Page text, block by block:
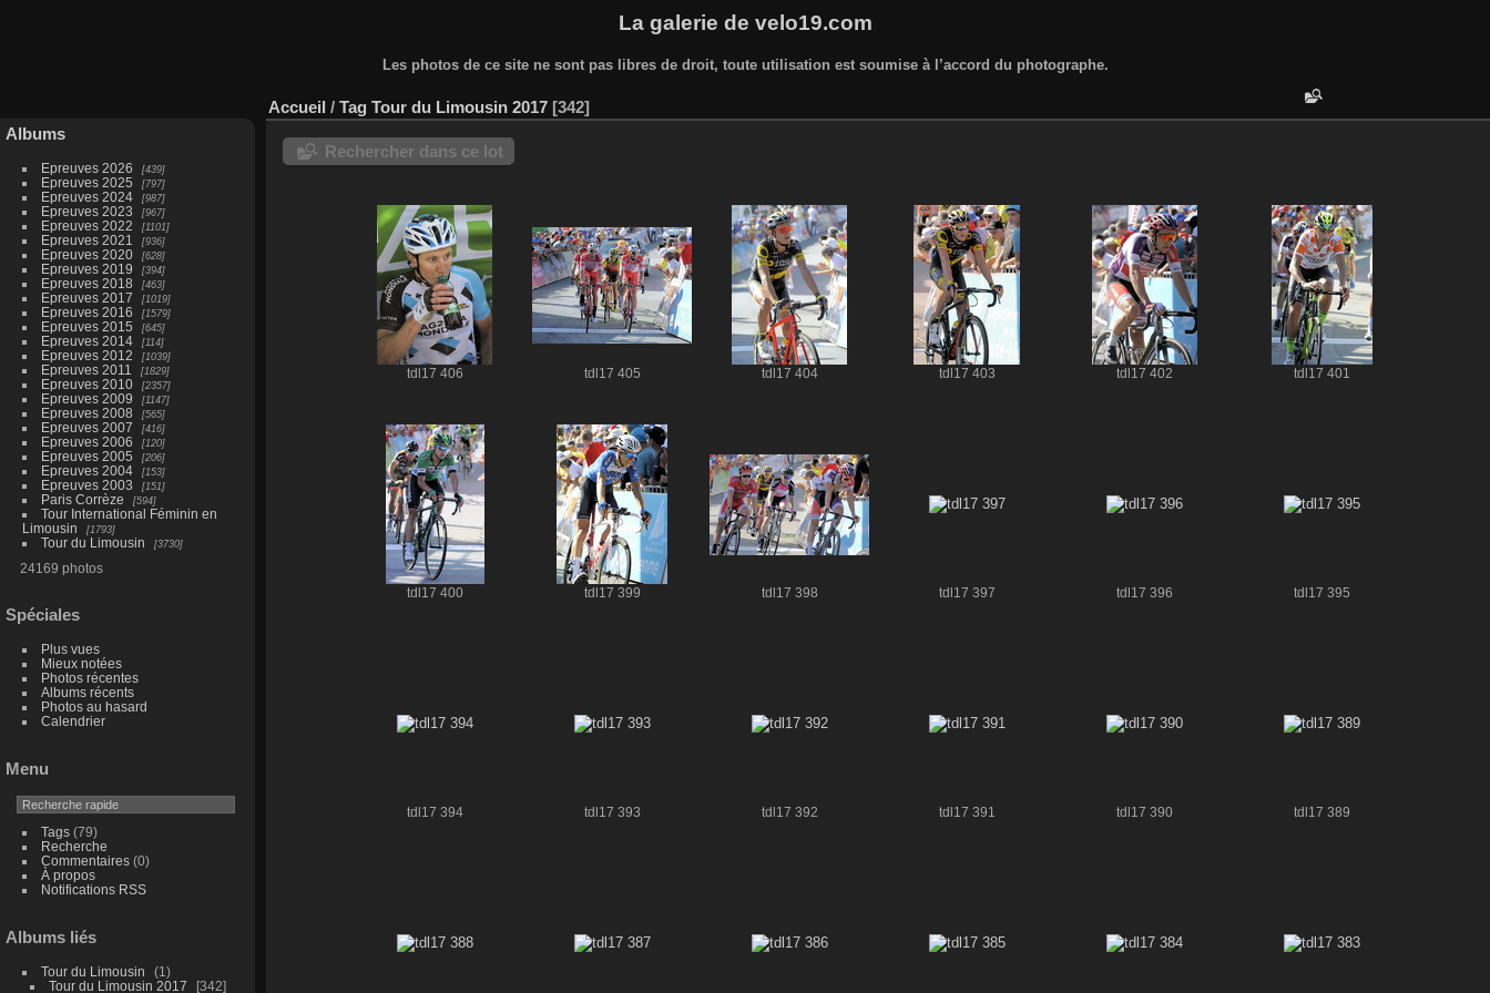
La galerie de velo19.com
Les photos de ce site ne sont pas libres de droit, toute utilisation est soumise à l’accord du photographe.
Albums
Epreuves 2026 439
Epreuves 2025 797
Epreuves 2024 987
Epreuves 2023 967
Epreuves 2022 1101
Epreuves 2021 936
Epreuves 2020 628
Epreuves 2019 394
Epreuves 2018 463
Epreuves 2017 1019
Epreuves 2016 1579
Epreuves 2015 645
Epreuves 2014 114
Epreuves 2012 1039
Epreuves 2011 1829
Epreuves 2010 2357
Epreuves 2009 1147
Epreuves 2008 565
Epreuves 2007 416
Epreuves 2006 120
Epreuves 2005 206
Epreuves 2004 153
Epreuves 2003 151
Paris Corrèze 594
Tour International Féminin en
Limousin
1793
Tour du Limousin 3730
24169 photos
Spéciales
Plus vues
Mieux notées
Photos récentes
Albums récents
Photos au hasard
Calendrier
Menu
Tags(79)
Recherche
Commentaires(0)
À propos
Notifications RSS
Albums liés
Tour du Limousin
1
Tour du Limousin 2017
342
Accueil / Tag Tour du Limousin 2017 342
Rechercher dans ce lot
tdl17 406 tdl17 405 tdl17 404 tdl17 403 tdl17 402 tdl17 401
tdl17 400 tdl17 399 tdl17 398 tdl17 397 tdl17 396 tdl17 395
tdl17 394 tdl17 393 tdl17 392 tdl17 391 tdl17 390 tdl17 389